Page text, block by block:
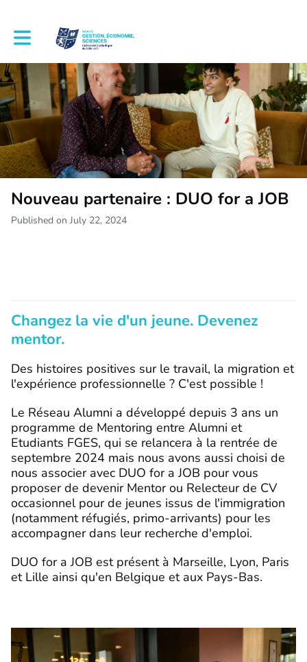
Toggle main navigation
Nouveau partenaire : DUO for a JOB
Published on July 22, 2024
Changez la vie d'un jeune. Devenez
mentor.
Des histoires positives sur le travail, la migration et
l'expérience professionnelle ? C'est possible !
Le Réseau Alumni a développé depuis 3 ans un
programme de Mentoring entre Alumni et
Etudiants FGES, qui se relancera à la rentrée de
septembre 2024 mais nous avons aussi choisi de
nous associer avec DUO for a JOB pour vous
proposer de devenir Mentor ou Relecteur de CV
occasionnel pour de jeunes issus de l'immigration
(notamment réfugiés, primo-arrivants) pour les
accompagner dans leur recherche d'emploi.
DUO for a JOB est présent à Marseille, Lyon, Paris
et Lille ainsi qu'en Belgique et aux Pays-Bas.